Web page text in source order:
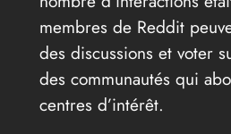
membres de Reddit
des discussions et voter
des communautés qui
centres d’intérêt.